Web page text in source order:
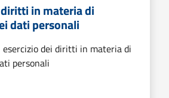
in materia di
dati personali
esercizio dei diritti in materia di
personali